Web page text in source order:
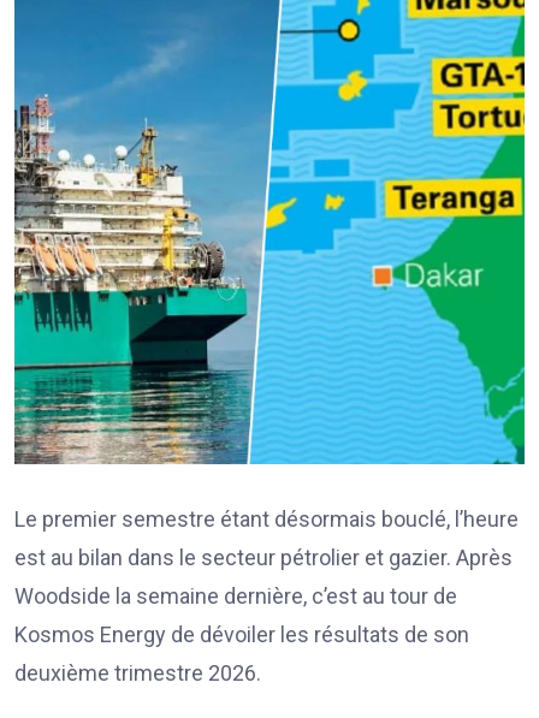
Le premier semestre étant désormais bouclé, l’heure
est au bilan dans le secteur pétrolier et gazier. Après
Woodside la semaine dernière, c’est au tour de
Kosmos Energy de dévoiler les résultats de son
deuxième trimestre 2026.